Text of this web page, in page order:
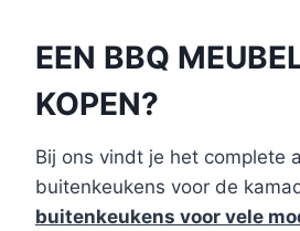
EEN BBQ
KOPEN?
Bij ons vindt je het complete
buitenkeukens voor de
buitenkeukens voor vele